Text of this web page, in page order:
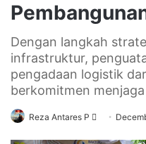
Dengan langkah
infrastruktur,
pengadaan logistik
berkomitmen
Reza Antares P
Send